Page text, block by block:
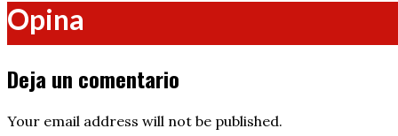
Opina
Deja un comentario
Your email address will not be published.